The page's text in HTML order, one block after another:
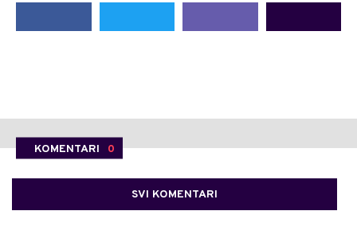
KOMENTARI 0
SVI KOMENTARI